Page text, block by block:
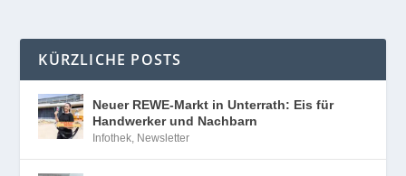
KÜRZLICHE POSTS
Neuer REWE-Markt in Unterrath: Eis für
Handwerker und Nachbarn
Infothek, Newsletter